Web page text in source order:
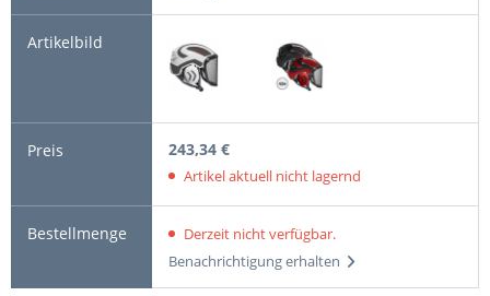
243,34 €
Artikel aktuell nicht lagernd
Derzeit nicht verfügbar.
Benachrichtigung erhalten